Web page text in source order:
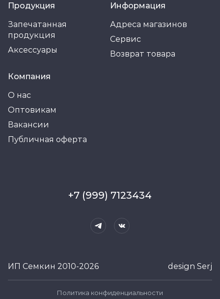
Продукция
Запечатанная
продукция
Аксессуары
Информация
Адреса магазинов
Сервис
Возврат товара
Компания
О нас
Оптовикам
Вакансии
Публичная оферта
ИП Семкин 2010-2026
+7 (999) 7123434
Политика конфиденциальности
design Serj